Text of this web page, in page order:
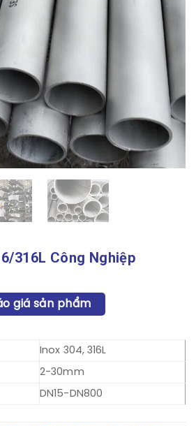
316L Công Nghiệp
giá sản phẩm
Inox 304, 316L
2-30mm
DN15-DN800